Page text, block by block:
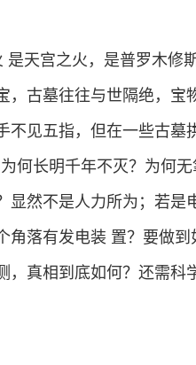
天宫之火，是普罗木修
，古墓往往与世隔绝，宝
见五指，但在一些古墓
何长明千年不灭？为何无
显然不是人力所为；若是
角落有发电装 置？要做到
真相到底如何？还需科